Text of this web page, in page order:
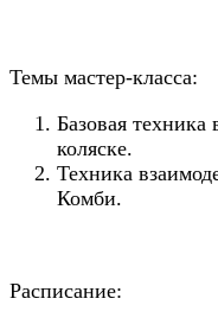
Темы мастер-класса:
Базовая техника
коляске.
Техника
Комби.
Расписание: